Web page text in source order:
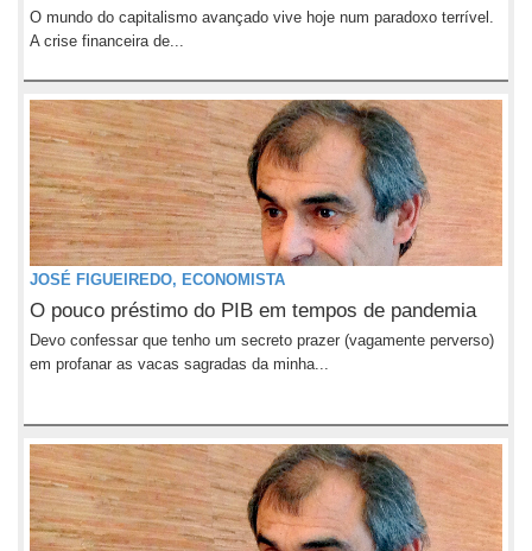
O mundo do capitalismo avançado vive hoje num paradoxo terrível.
A crise financeira de...
JOSÉ FIGUEIREDO, ECONOMISTA
O pouco préstimo do PIB em tempos de pandemia
Devo confessar que tenho um secreto prazer (vagamente perverso)
em profanar as vacas sagradas da minha...